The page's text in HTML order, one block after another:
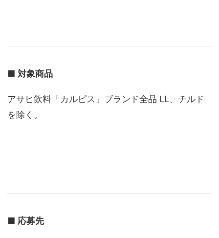
■ 対象商品
アサヒ飲料「カルピス」ブランド全品 LL、チルド
を除く。
■ 応募先